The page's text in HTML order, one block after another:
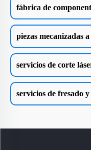
fábrica de
piezas mecanizadas
servicios de corte
servicios de fresado